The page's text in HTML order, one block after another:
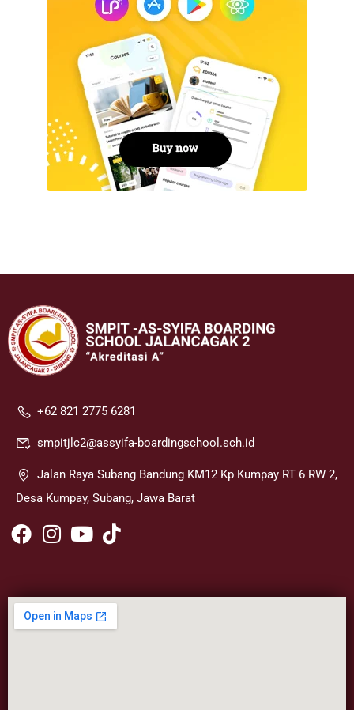
+62 821 2775 6281
smpitjlc2@assyifa-boardingschool.sch.id
Jalan Raya Subang Bandung KM12 Kp Kumpay RT 6 RW 2,
Desa Kumpay, Subang, Jawa Barat